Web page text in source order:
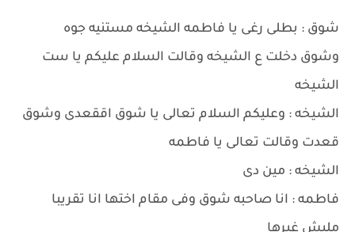
شوق : بطلى رغى يا فاطمه الشيخه مستنيه جوه
وشوق دخلت ع الشيخه وقالت السلام عليكم يا ست
الشيخه
الشيخه : وعليكم السلام تعالى يا شوق اققعدى وشوق
قعدت وقالت تعالى يا فاطمه
الشيخه : مين دى
فاطمه : انا صاحبه شوق وفى مقام اختها انا تقريبا
مليش غيرها